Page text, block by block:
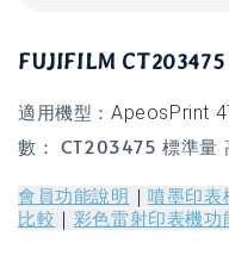
FUJIFILM
適用機型： ApeosPrint
數： CT203475 標準量
會員功能說明 ｜噴墨印表
比較 ｜ 彩色雷射印表機功